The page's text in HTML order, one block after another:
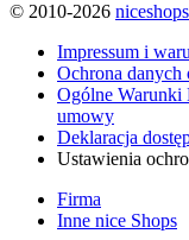
© 2010-2026
Impressum i
Ochrona danych
Ogólne Warunki
umowy
Deklaracja
Ustawienia
Firma
Inne nice Shops